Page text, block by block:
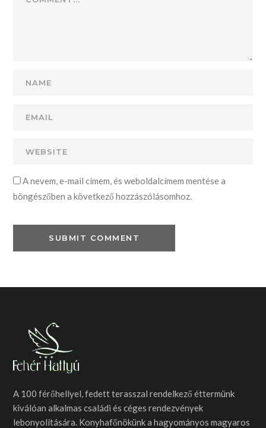
A nevem, e-mail címem, és weboldalcímem mentése a
böngészőben a következő hozzászólásomhoz.
A 100 férőhellyel, fedett terasszal rendelkező éttermünk
kiválóan alkalmas családi és céges rendezvények
lebonyolítására. Konyhafőnökünk a hagyományos magyaros